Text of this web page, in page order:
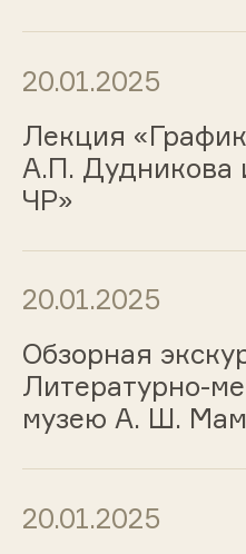
20.01.2025
Лекция
А.П. Дудникова
ЧР»
20.01.2025
Обзорная
Литературно-
музею А. Ш.
20.01.2025